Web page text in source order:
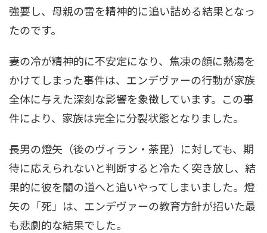
強要し、母親の雷を精神的に追い詰める結果となっ
たのです。
妻の冷が精神的に不安定になり、焦凍の顔に熱湯を
かけてしまった事件は、エンデヴァーの行動が家族
全体に与えた深刻な影響を象徴しています。この事
件により、家族は完全に分裂状態となりました。
長男の燈矢（後のヴィラン・荼毘）に対しても、期
待に応えられないと判断すると冷たく突き放し、結
果的に彼を闇の道へと追いやってしまいました。燈
矢の「死」は、エンデヴァーの教育方針が招いた最
も悲劇的な結果でした。